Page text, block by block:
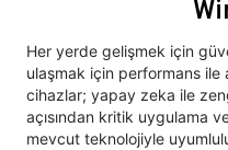
Her yerde gelişmek için
ulaşmak için performans ile
cihazlar; yapay zeka ile
açısından kritik uygulama
mevcut teknolojiyle